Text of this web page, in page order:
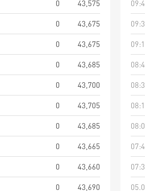
0
43,575
0
43,675
0
43,675
0
43,685
0
43,700
0
43,705
0
43,685
0
43,665
0
43,660
0
43,690